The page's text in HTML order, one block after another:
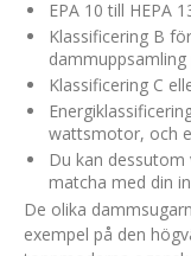
EPA 10 till HEPA
Klassificering B
Klassificering C
wattsmotor, och
Du kan
matcha med din
De olika
exempel på den